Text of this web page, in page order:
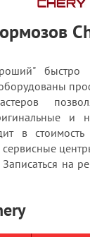
быстро
и
в стоимость
сервисные
на